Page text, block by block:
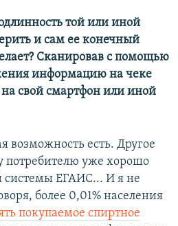
той или иной
и сам ее конечный
Сканировав с помощью
информацию на чеке
свой смартфон или иной
возможность есть. Другое
потребителю уже хорошо
системы ЕГАИС... И я не
более 0,01% населения
покупаемое спиртное